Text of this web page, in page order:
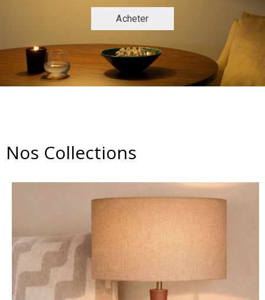
Acheter
Nos Collections